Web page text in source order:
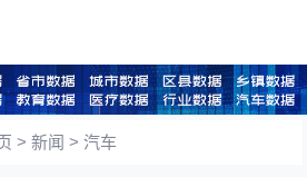
>新闻 >汽车